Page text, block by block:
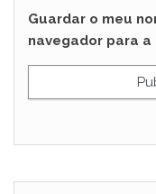
Guardar o meu
navegador para a